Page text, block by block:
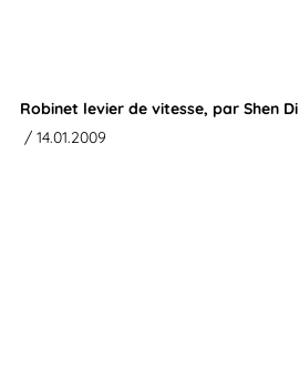
Robinet levier de vitesse, par Shen Di
/ 14.01.2009